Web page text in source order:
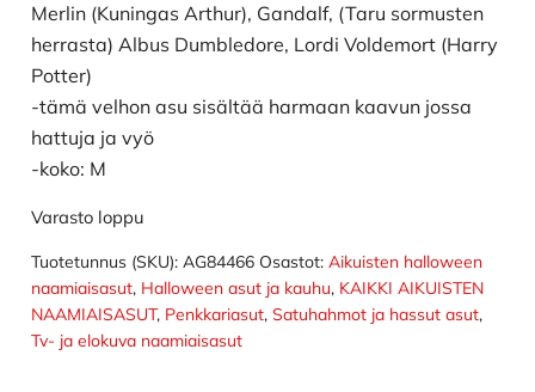
Merlin (Kuningas Arthur), Gandalf, (Taru sormusten
herrasta) Albus Dumbledore, Lordi Voldemort (Harry
Potter)
-tämä velhon asu sisältää harmaan kaavun jossa
hattuja ja vyö
-koko: M
Varasto loppu
Tuotetunnus (SKU): AG84466 Osastot: Aikuisten halloween
naamiaisasut, Halloween asut ja kauhu, KAIKKI AIKUISTEN
NAAMIAISASUT, Penkkariasut, Satuhahmot ja hassut asut,
Tv- ja elokuva naamiaisasut